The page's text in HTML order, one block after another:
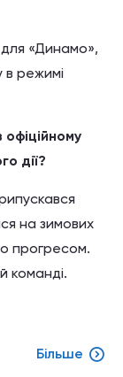
«Динамо»,
в режимі
дії?
на зимових
прогресом.
команді.
Більше